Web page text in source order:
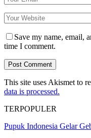
Save my name, email,
time I comment.
This site uses Akismet to
data is processed.
TERPOPULER
Pupuk Indonesia Gelar